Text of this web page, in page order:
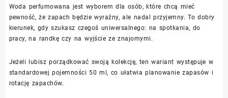
Woda perfumowana jest wyborem dla osób, które chcą mieć
pewność, że zapach będzie wyraźny, ale nadal przyjemny. To dobry
kierunek, gdy szukasz czegoś uniwersalnego: na spotkania, do
pracy, na randkę czy na wyjście ze znajomymi.
Jeżeli lubisz porządkować swoją kolekcję, ten wariant występuje w
standardowej pojemności 50 ml, co ułatwia planowanie zapasów i
rotację zapachów.